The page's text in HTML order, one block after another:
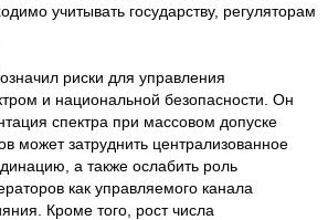
учитывать государству, регуляторам
риски для управления
и национальной безопасности. Он
спектра при массовом допуске
может затруднить централизованное
а также ослабить роль
как управляемого канала
Кроме того, рост числа